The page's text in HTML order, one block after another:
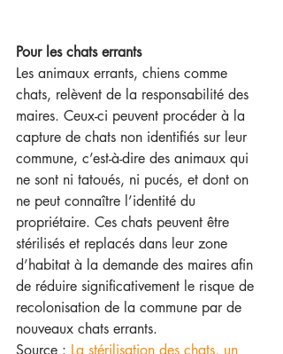
Pour les chats errants
Les animaux errants, chiens comme
chats, relèvent de la responsabilité des
maires. Ceux-ci peuvent procéder à la
capture de chats non identifiés sur leur
commune, c’est-à-dire des animaux qui
ne sont ni tatoués, ni pucés, et dont on
ne peut connaître l’identité du
propriétaire. Ces chats peuvent être
stérilisés et replacés dans leur zone
d’habitat à la demande des maires afin
de réduire significativement le risque de
recolonisation de la commune par de
nouveaux chats errants.
Source : La stérilisation des chats, un